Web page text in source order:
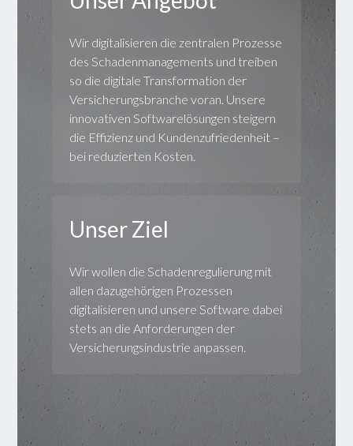
Wir digitalisieren die zentralen Prozesse
des Schadenmanagements und treiben
so die digitale Transformation der
Versicherungsbranche voran. Unsere
innovativen Softwarelösungen steigern
die Effizienz und Kundenzufriedenheit –
bei reduzierten Kosten.
Unser Ziel
Wir wollen die Schadenregulierung mit
allen dazugehörigen Prozessen
digitalisieren und unsere Software dabei
stets an die Anforderungen der
Versicherungsindustrie anpassen.